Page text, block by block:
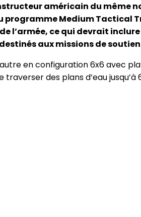
américain du même
Medium Tactical
l’armée, ce qui devrait
aux missions de
en configuration 6x6 avec
des plans d’eau jusqu’à